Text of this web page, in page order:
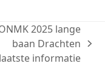
next
post:
2025 lange
baan Drachten
laatste informatie